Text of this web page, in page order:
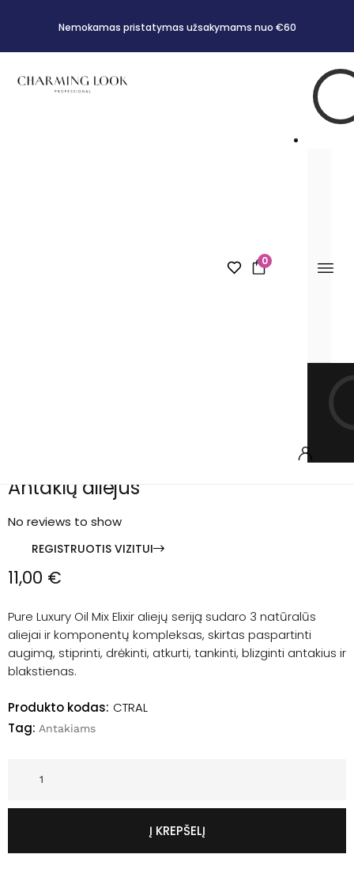
Nemokamas pristatymas užsakymams nuo €60
0
Antakių aliejus
No reviews to show
REGISTRUOTIS VIZITUI
11,00 €
Pure Luxury Oil Mix Elixir aliejų seriją sudaro 3 natūralūs
aliejai ir komponentų kompleksas, skirtas paspartinti
augimą, stiprinti, drėkinti, atkurti, tankinti, blizginti antakius ir
blakstienas.
Produkto kodas: CTRAL
Tag: Antakiams
Į KREPŠELĮ